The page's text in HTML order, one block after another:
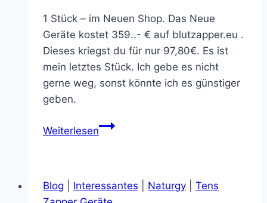
1 Stück – im Neuen Shop. Das Neue
Geräte kostet 359..- € auf blutzapper.eu .
Dieses kriegst du für nur 97,80€. Es ist
mein letztes Stück. Ich gebe es nicht
gerne weg, sonst könnte ich es günstiger
geben.
WeiterlesenMini
Ausverkauf
Blog Interessantes Naturgy
Tens